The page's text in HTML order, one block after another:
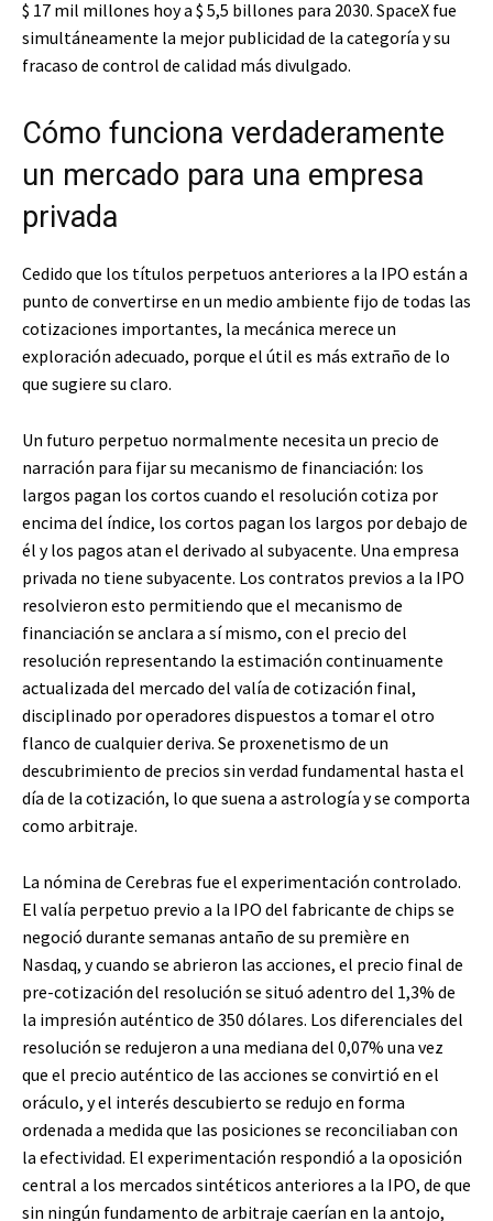
$ 17 mil millones hoy a $ 5,5 billones para 2030. SpaceX fue
simultáneamente la mejor publicidad de la categoría y su
fracaso de control de calidad más divulgado.
Cómo funciona verdaderamente
un mercado para una empresa
privada
Cedido que los títulos perpetuos anteriores a la IPO están a
punto de convertirse en un medio ambiente fijo de todas las
cotizaciones importantes, la mecánica merece un
exploración adecuado, porque el útil es más extraño de lo
que sugiere su claro.
Un futuro perpetuo normalmente necesita un precio de
narración para fijar su mecanismo de financiación: los
largos pagan los cortos cuando el resolución cotiza por
encima del índice, los cortos pagan los largos por debajo de
él y los pagos atan el derivado al subyacente. Una empresa
privada no tiene subyacente. Los contratos previos a la IPO
resolvieron esto permitiendo que el mecanismo de
financiación se anclara a sí mismo, con el precio del
resolución representando la estimación continuamente
actualizada del mercado del valía de cotización final,
disciplinado por operadores dispuestos a tomar el otro
flanco de cualquier deriva. Se proxenetismo de un
descubrimiento de precios sin verdad fundamental hasta el
día de la cotización, lo que suena a astrología y se comporta
como arbitraje.
La nómina de Cerebras fue el experimentación controlado.
El valía perpetuo previo a la IPO del fabricante de chips se
negoció durante semanas antaño de su première en
Nasdaq, y cuando se abrieron las acciones, el precio final de
pre-cotización del resolución se situó adentro del 1,3% de
la impresión auténtico de 350 dólares. Los diferenciales del
resolución se redujeron a una mediana del 0,07% una vez
que el precio auténtico de las acciones se convirtió en el
oráculo, y el interés descubierto se redujo en forma
ordenada a medida que las posiciones se reconciliaban con
la efectividad. El experimentación respondió a la oposición
central a los mercados sintéticos anteriores a la IPO, de que
sin ningún fundamento de arbitraje caerían en la antojo,